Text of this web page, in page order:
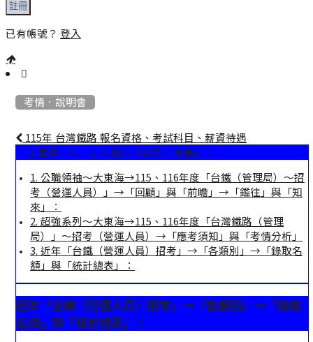
註冊
已有帳號？ 登入
::: 考情．說明會
115年 台灣鐵路 報名資格、考試科目、薪資待遇
「大東海」～「」～熱心「開示．分析」：
1. 公職領袖〜大東海→115、116年度「台鐵（管理局）～招
考（營運人員）」→「回顧」與「前瞻」→「鑑往」與「知
來」：
2. 超強系列〜大東海→115、116年度「台灣鐵路（管理
局）」～招考（營運人員）→「應考須知」與「考情分析」
3. 近年「台鐵（營運人員）招考」→「各類別」→「錄取名
額」與「統計總表」：
近年「台鐵（營運人員）招考」→「各類別」→「錄取
名額」與「統計總表」：